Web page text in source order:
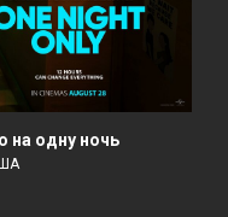
на одну ночь